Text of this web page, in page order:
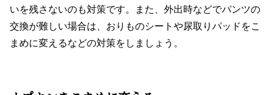
いを残さないのも対策です。また、外出時などでパンツの
交換が難しい場合は、おりものシートや尿取りパッドをこ
まめに変えるなどの対策をしましょう。